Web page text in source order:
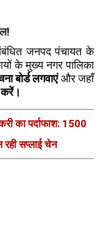
जनपद पंचायत के
के मुख्य नगर पालिका
बोर्ड लगवाएंऔर जहाँ
करें।
का पर्दाफाश: 1500
सप्लाई चेन